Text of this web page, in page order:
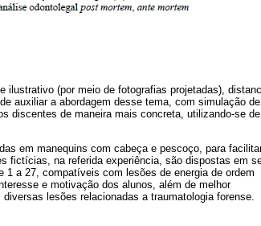
ilustrativo (por meio de fotografias projetadas),
auxiliar a abordagem desse tema, com simulação de
discentes de maneira mais concreta, utilizando-se de
em manequins com cabeça e pescoço, para
fictícias, na referida experiência, são dispostas em
a 27, compatíveis com lesões de energia de ordem
e motivação dos alunos, além de melhor
lesões relacionadas a traumatologia forense.